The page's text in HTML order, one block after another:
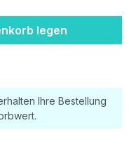
Wert
legen
Ihre Bestellung